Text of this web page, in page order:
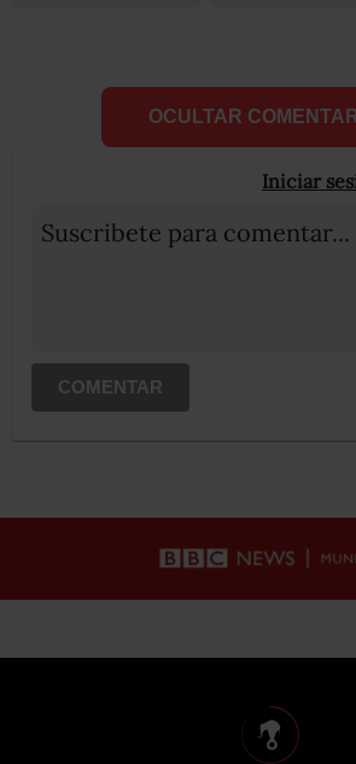
OCULTAR
Iniciar
Suscribete para comentar...
COMENTAR